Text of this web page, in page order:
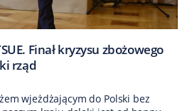
Finał kryzysu zbożowego
rząd
wjeżdżającym do Polski bez